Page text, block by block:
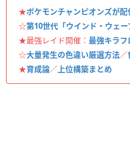
★ポケモンチャンピオンズが
☆第10世代「ウインド・ウェ
★最強レイド開催： 最強キラ
☆大量発生の色違い厳選方法／
★育成論／ 上位構築まとめ